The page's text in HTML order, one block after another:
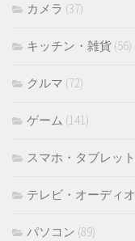
カメラ (37)
キッチン・雑貨 (56)
クルマ (72)
ゲーム (141)
スマホ・タブレット
テレビ・オーディオ
パソコン (89)